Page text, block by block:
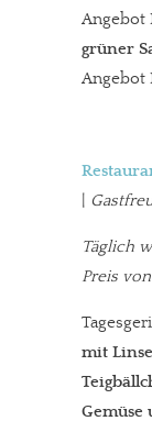
Angebot
grüner
Angebot
Täglich
Preis
mit
Gemüse